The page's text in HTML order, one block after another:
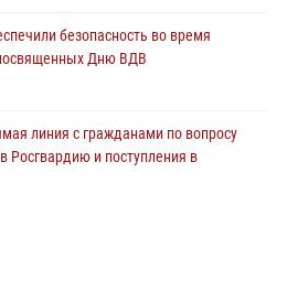
безопасность во время
Дню ВДВ
линия с гражданами по вопросу
Росгвардию и поступления в